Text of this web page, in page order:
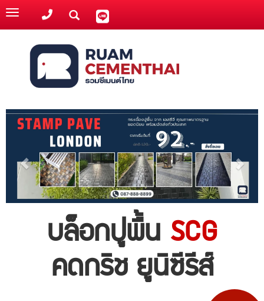
Toggle
navigation
บล็อกปูพื้น SCG
คดกริช ยูนิซีรีส์